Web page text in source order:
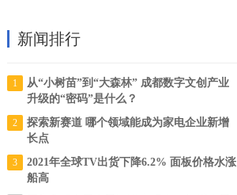
新闻排行
1
从“小树苗”到“大森林” 成都数字文创产业
升级的“密码”是什么？
2
探索新赛道 哪个领域能成为家电企业新增
长点
3
2021年全球TV出货下降6.2% 面板价格水涨
船高